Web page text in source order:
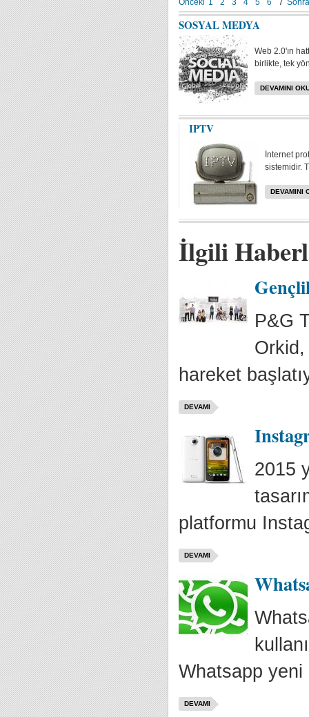
Önceki 1 2 3 4 5 6 7
SOSYAL MEDYA
Web 2.0'ın
birlikte, tek
DEVAMINI
IPTV
İnternet
sistemidir.
DEVAMINI
İlgili
P&G
hareket
DEVAMI
2015
platformu
DEVAMI
Whatsapp yeni
DEVAMI